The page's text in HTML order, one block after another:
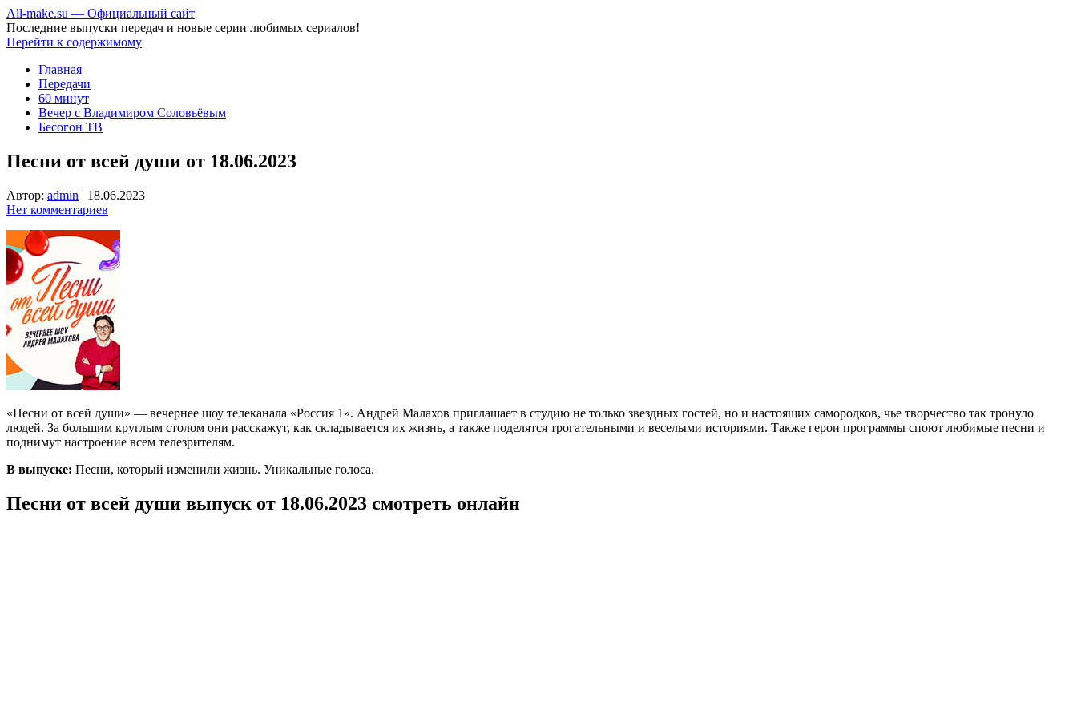
All-make.su — Официальный сайт
Последние выпуски передач и новые серии любимых сериалов!
Перейти к содержимому
Главная
Передачи
60 минут
Вечер с Владимиром Соловьёвым
Бесогон ТВ
Песни от всей души от 18.06.2023
Автор: admin | 18.06.2023
Нет комментариев
«Песни от всей души» — вечернее шоу телеканала «Россия 1». Андрей Малахов приглашает в студию не только звездных гостей, но и настоящих самородков, чье творчество так тронуло
людей. За большим круглым столом они расскажут, как складывается их жизнь, а также поделятся трогательными и веселыми историями. Также герои программы споют любимые песни и
поднимут настроение всем телезрителям.
В выпуске: Песни, который изменили жизнь. Уникальные голоса.
Песни от всей души выпуск от 18.06.2023 смотреть онлайн